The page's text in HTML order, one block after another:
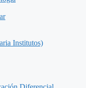
Institutos)